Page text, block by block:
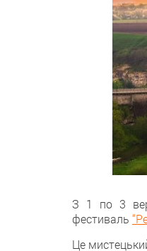
З 1 по 3
фестиваль
Це